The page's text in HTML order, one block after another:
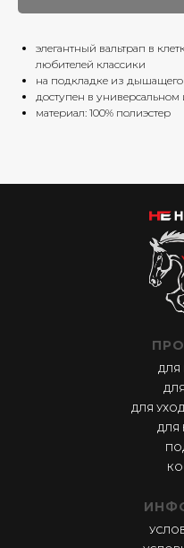
элегантный вальтрап в
любителей классики
на подкладке из
доступен в
материал: 100% полиэстер
ДЛЯ
ДЛЯ
ДЛЯ